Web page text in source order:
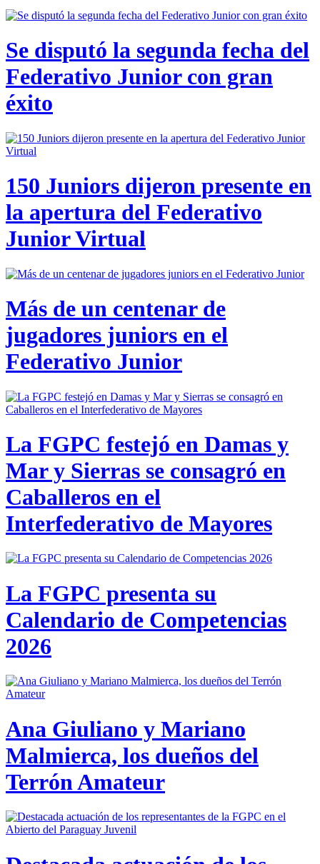
Se disputó la segunda fecha del
Federativo Junior con gran
éxito
150 Juniors dijeron presente en
la apertura del Federativo
Junior Virtual
Más de un centenar de
jugadores juniors en el
Federativo Junior
La FGPC festejó en Damas y
Mar y Sierras se consagró en
Caballeros en el
Interfederativo de Mayores
La FGPC presenta su
Calendario de Competencias
2026
Ana Giuliano y Mariano
Malmierca, los dueños del
Terrón Amateur